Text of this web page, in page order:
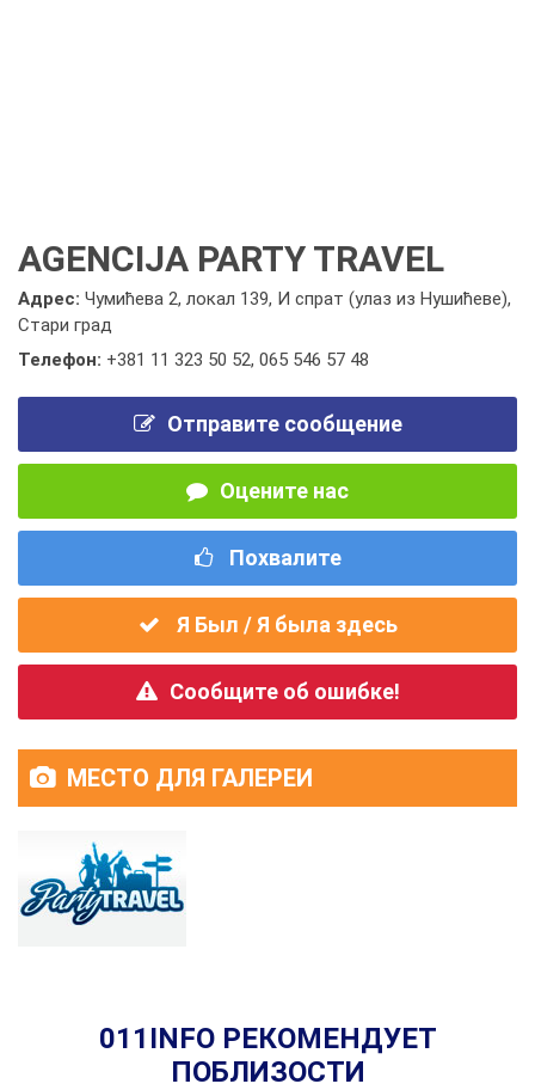
AGENCIJA PARTY TRAVEL
Адрес: Чумићева 2, локал 139, И спрат (улаз из Нушићеве),
Стари град
Телефон: +381 11 323 50 52, 065 546 57 48
Отправите сообщение
Оцените нас
Похвалите
Я Был / Я была здесь
Сообщите об ошибке!
МЕСТО ДЛЯ ГАЛЕРЕИ
011INFO РЕКОМЕНДУЕТ
ПОБЛИЗОСТИ